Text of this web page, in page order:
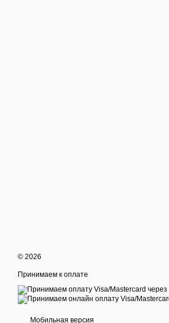
© 2026
Принимаем к оплате
Мобильная версия